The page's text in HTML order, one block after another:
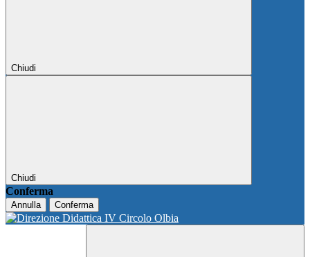
Chiudi
Chiudi
Conferma
Annulla Conferma